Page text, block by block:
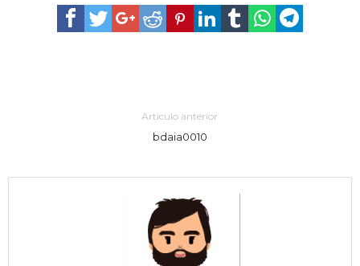
Articulo anterior
bdaia0010